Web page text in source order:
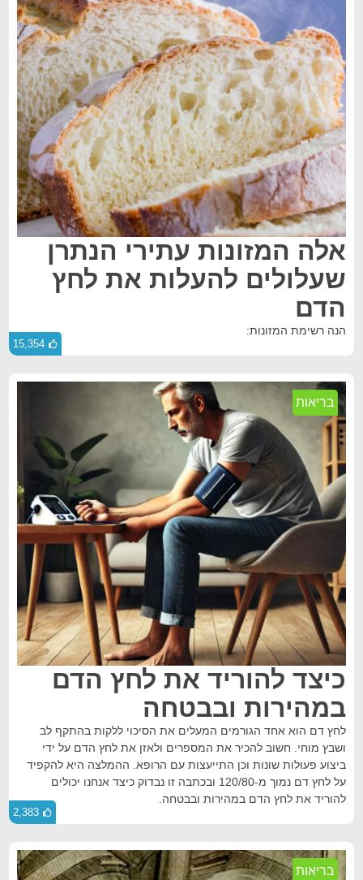
אלה המזונות עתירי הנתרן
שעלולים להעלות את לחץ
הדם
הנה רשימת המזונות:
15,354
בריאות
כיצד להוריד את לחץ הדם
במהירות ובבטחה
לחץ דם הוא אחד הגורמים המעלים את הסיכוי ללקות בהתקף לב
ושבץ מוחי. חשוב להכיר את המספרים ולאזן את לחץ הדם על ידי
ביצוע פעולות שונות וכן התייעצות עם הרופא. ההמלצה היא להקפיד
על לחץ דם נמוך מ-120/80 ובכתבה זו נבדוק כיצד אנחנו יכולים
להוריד את לחץ הדם במהירות ובבטחה.
2,383
בריאות